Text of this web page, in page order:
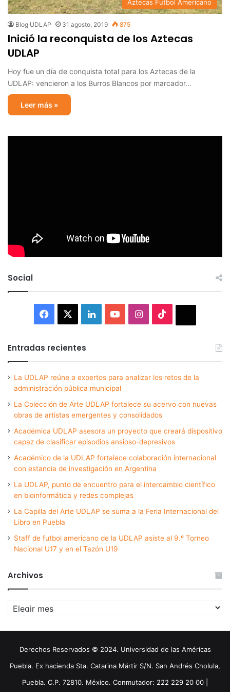
Aztecas Futbol Americano
Blog UDLAP 31 agosto, 2019 875
Inició la reconquista de los Aztecas
UDLAP
Hoy fue un día de conquista total para los Aztecas de la
UDLAP: vencieron a los Burros Blancos por marcador…
Leer más »
Social
Facebook LinkedInYouTubeInstagram
Entradas recientes
La UDLAP reúne a expertos para analizar los retos de la
administración pública municipal
La Colección de Arte UDLAP fortalece su acervo con nuevas
obras de artistas emergentes y consolidados
Académica UDLAP asesora un proyecto que creará dispositivo
capaz de clasificar episodios ansioso-depresivos
Académico de la UDLAP fortalece colaboración internacional
con estancia de investigación en Argentina
La UDLAP, punto de encuentro para el intercambio científico
en bioinformática y redes complejas
La Capilla del Arte UDLAP se suma a la Feria Internacional del
Libro en Puebla
Staff de futbol americano de la UDLAP asiste al 9.º Torneo
Nacional U17 y en el Tazón U19
Archivos
Archivos
Derechos Reservados © 2024. Universidad de las Américas
Puebla. Ex hacienda Sta. Catarina Mártir S/N. San Andrés Cholula,
Puebla. C.P. 72810. México. Conmutador: 222 229 20 00 |